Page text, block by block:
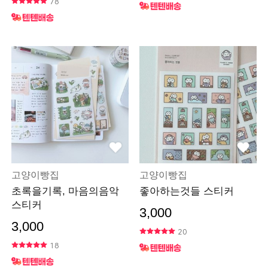
78
고양이빵집
초록을기록, 마음의음악
스티커
3,000
18
고양이빵집
좋아하는것들 스티커
3,000
20